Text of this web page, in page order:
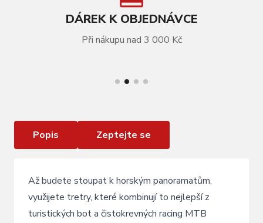
DÁREK K OBJEDNÁVCE
Při nákupu nad 3 000 Kč
Popis Zeptejte se
Až budete stoupat k horským panoramatům,
využijete tretry, které kombinují to nejlepší z
turistických bot a čistokrevných racing MTB